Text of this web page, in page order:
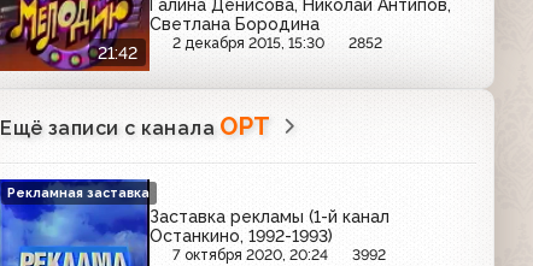
21:42
Галина Денисова, Николай Антипов,
Светлана Бородина
2 декабря 2015, 15:30 2852
Ещё записи с канала ОРТ
Заставка рекламы (1-й канал
Останкино, 1992-1993)
7 октября 2020, 20:24 3992
Рекламная заставка